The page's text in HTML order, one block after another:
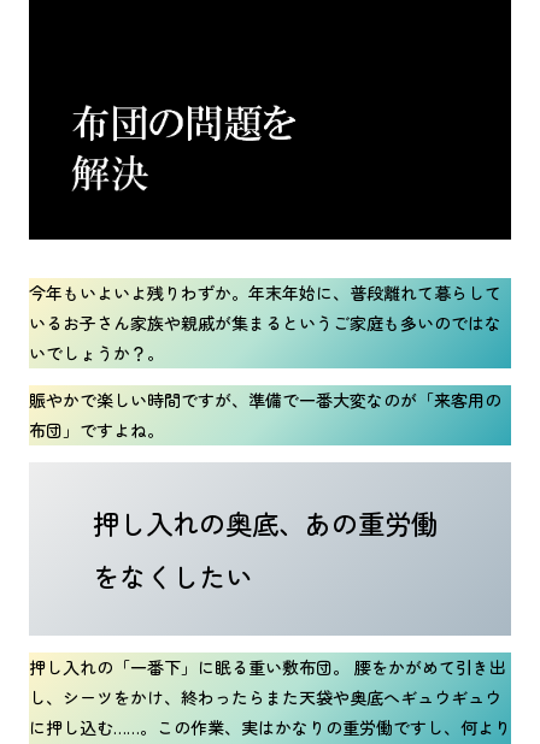
今年もいよいよ残りわずか。年末年始に、普段離れて暮らして
いるお子さん家族や親戚が集まるというご家庭も多いのではな
いでしょうか？。
賑やかで楽しい時間ですが、準備で一番大変なのが「来客用の
布団」ですよね。
押し入れの奥底、あの重労働
をなくしたい
押し入れの「一番下」に眠る重い敷布団。 腰をかがめて引き出
し、シーツをかけ、終わったらまた天袋や奥底へギュウギュウ
に押し込む……。この作業、実はかなりの重労働ですし、何より